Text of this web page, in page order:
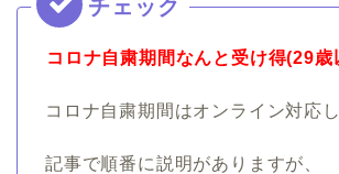
コロナ自粛期間なんと受け得(29歳
コロナ自粛期間はオンライン対応
記事で順番に説明がありますが、